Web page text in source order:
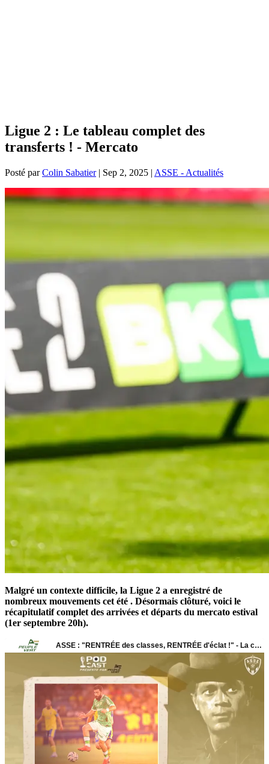
Ligue 2 : Le tableau complet des
transferts ! - Mercato
Posté parColin Sabatier| Sep 2, 2025 | ASSE - Actualités
Malgré un contexte difficile, la Ligue 2 a enregistré de
nombreux mouvements cet été . Désormais clôturé, voici le
récapitulatif complet des arrivées et départs du mercato estival
(1er septembre 20h).